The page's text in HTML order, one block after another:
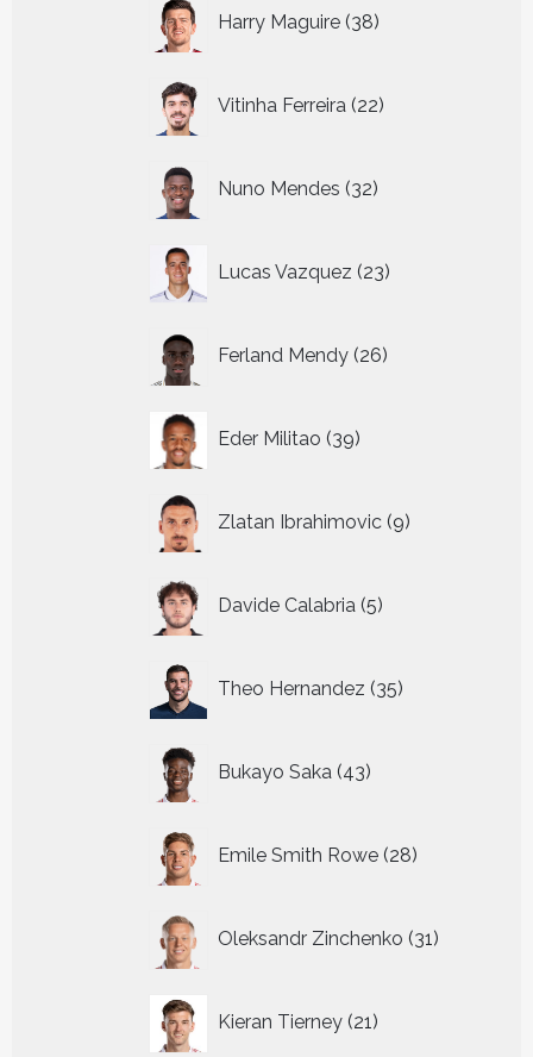
Harry Maguire 38
producten
Vitinha Ferreira 22
producten
Nuno Mendes 32
producten
Lucas Vazquez 23
producten
Ferland Mendy 26
producten
Eder Militao 39
producten
Zlatan Ibrahimovic 9
producten
Davide Calabria 5
producten
Theo Hernandez 35
producten
Bukayo Saka 43
producten
Emile Smith Rowe 28
producten
Oleksandr Zinchenko 31
producten
Kieran Tierney 21
producten